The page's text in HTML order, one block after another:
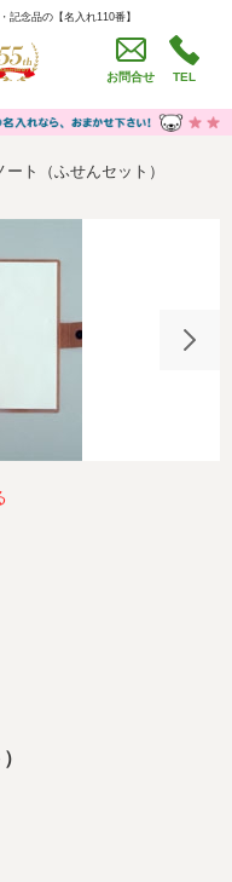
れ110番】
記念品の【名入れ110番】
お問合せ TEL
合・設立記念・周年記念
ト・パーティーグッズ
お菓子
品グッズ
入れについて
用情報
ート（ふせんセット）